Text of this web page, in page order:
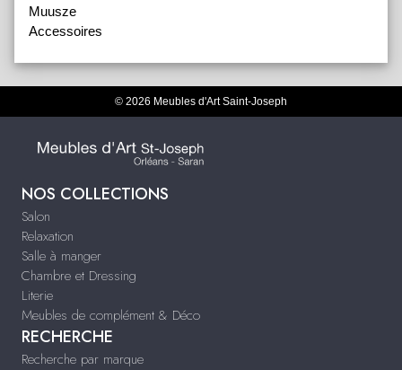
Muusze
Accessoires
© 2026 Meubles d'Art Saint-Joseph
NOS COLLECTIONS
Salon
Relaxation
Salle à manger
Chambre et Dressing
Literie
Meubles de complément & Déco
RECHERCHE
Recherche par marque